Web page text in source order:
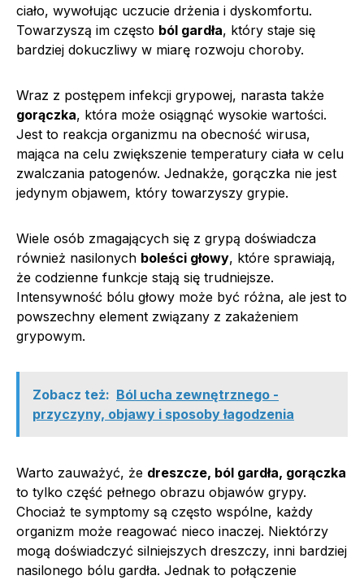
ciało, wywołując uczucie drżenia i dyskomfortu.
Towarzyszą im często ból gardła, który staje się
bardziej dokuczliwy w miarę rozwoju choroby.
Wraz z postępem infekcji grypowej, narasta także
gorączka, która może osiągnąć wysokie wartości.
Jest to reakcja organizmu na obecność wirusa,
mająca na celu zwiększenie temperatury ciała w celu
zwalczania patogenów. Jednakże, gorączka nie jest
jedynym objawem, który towarzyszy grypie.
Wiele osób zmagających się z grypą doświadcza
również nasilonych boleści głowy, które sprawiają,
że codzienne funkcje stają się trudniejsze.
Intensywność bólu głowy może być różna, ale jest to
powszechny element związany z zakażeniem
grypowym.
Zobacz też: Ból ucha zewnętrznego -
przyczyny, objawy i sposoby łagodzenia
Warto zauważyć, że dreszcze, ból gardła, gorączka
to tylko część pełnego obrazu objawów grypy.
Chociaż te symptomy są często wspólne, każdy
organizm może reagować nieco inaczej. Niektórzy
mogą doświadczyć silniejszych dreszczy, inni bardziej
nasilonego bólu gardła. Jednak to połączenie